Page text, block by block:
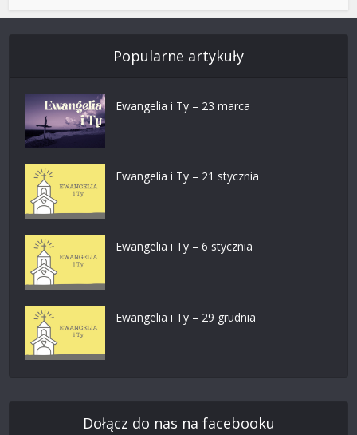
Popularne artykuły
Ewangelia i Ty – 23 marca
Ewangelia i Ty – 21 stycznia
Ewangelia i Ty – 6 stycznia
Ewangelia i Ty – 29 grudnia
Dołącz do nas na facebooku